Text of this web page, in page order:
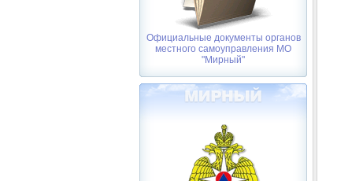
Официальные документы органов
местного самоуправления МО
"Мирный"